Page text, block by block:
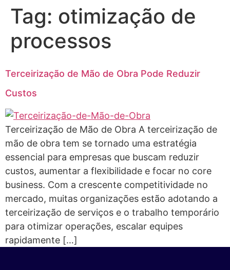
Tag: otimização de
processos
Terceirização de Mão de Obra Pode Reduzir
Custos
Terceirização de Mão de Obra A terceirização de
mão de obra tem se tornado uma estratégia
essencial para empresas que buscam reduzir
custos, aumentar a flexibilidade e focar no core
business. Com a crescente competitividade no
mercado, muitas organizações estão adotando a
terceirização de serviços e o trabalho temporário
para otimizar operações, escalar equipes
rapidamente […]